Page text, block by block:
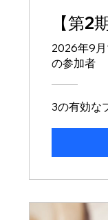
【第
2026年9月
の参加者
3の有効な